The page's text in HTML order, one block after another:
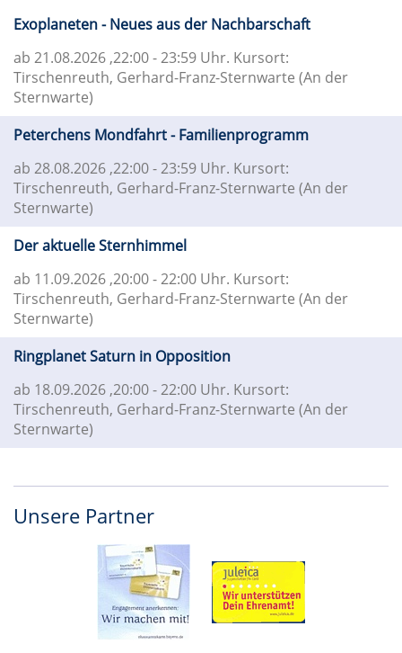
Exoplaneten - Neues aus der Nachbarschaft
ab 21.08.2026 ,22:00 - 23:59 Uhr. Kursort:
Tirschenreuth, Gerhard-Franz-Sternwarte (An der
Sternwarte)
Peterchens Mondfahrt - Familienprogramm
ab 28.08.2026 ,22:00 - 23:59 Uhr. Kursort:
Tirschenreuth, Gerhard-Franz-Sternwarte (An der
Sternwarte)
Der aktuelle Sternhimmel
ab 11.09.2026 ,20:00 - 22:00 Uhr. Kursort:
Tirschenreuth, Gerhard-Franz-Sternwarte (An der
Sternwarte)
Ringplanet Saturn in Opposition
ab 18.09.2026 ,20:00 - 22:00 Uhr. Kursort:
Tirschenreuth, Gerhard-Franz-Sternwarte (An der
Sternwarte)
Unsere Partner